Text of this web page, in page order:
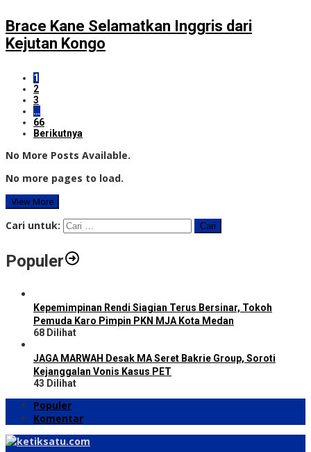
Brace Kane Selamatkan Inggris dari
Kejutan Kongo
1
2
3
…
66
Berikutnya
No More Posts Available.
No more pages to load.
View More
Cari untuk:
Populer
Kepemimpinan Rendi Siagian Terus Bersinar, Tokoh
Pemuda Karo Pimpin PKN MJA Kota Medan
68 Dilihat
JAGA MARWAH Desak MA Seret Bakrie Group, Soroti
Kejanggalan Vonis Kasus PET
43 Dilihat
Populer
Komentar